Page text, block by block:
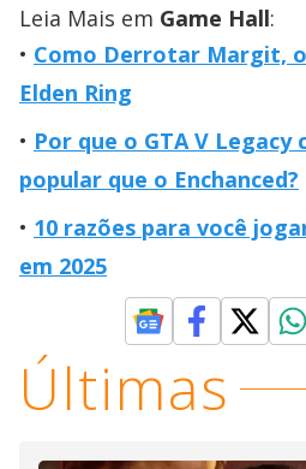
Leia Mais em Game Hall:
Como Derrotar Margit,
Elden Ring
Por que o GTA V Legacy
popular que o Enchanced?
10 razões para você
em 2025
Últimas